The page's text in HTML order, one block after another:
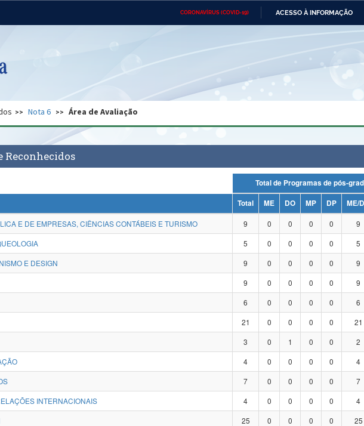
CORONAVÍRUS (COVID-19) ACESSO À INFORMAÇÃO
Ministério das Relações
Ministério do Desenvolvimento
Regional
Gabinete de Segurança Advocacia-Geral da União Banco Central do Brasil
Nota 6 Área de Avaliação
Reconhecidos
Total de Programas
Total ME DO MP DP ME/
E DE EMPRESAS, CIÊNCIAS CONTÁBEIS E TURISMO
9 0 0 0 0 9
5 0 0 0 0 5
E DESIGN
9 0 0 0 0 9
9 0 0 0 0 9
6 0 0 0 0 6
21 0 0 0 0 21
3 0 1 0 0 2
4 0 0 0 0 4
7 0 0 0 0 7
INTERNACIONAIS
4 0 0 0 0 4
25 0 0 0 0 25